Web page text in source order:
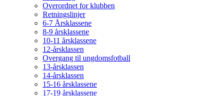
Overordnet for klubben
Retningslinjer
6-7 Årsklassene
8-9 årsklassene
10-11 årsklassene
12-årsklassen
Overgang til ungdomsfotball
13-årsklassen
14-årsklassen
15-16 årsklassene
17-19 årsklassene